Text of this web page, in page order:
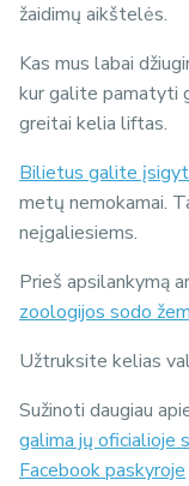
žaidimų aikštelės.
Kas mus labai
kur galite pamatyti
greitai kelia liftas.
Bilietus galite
metų nemokamai.
neįgaliesiems.
Prieš apsilankymą
zoologijos sodo
Užtruksite kelias
Sužinoti daugiau
galima jų oficialioje
Facebook paskyroje